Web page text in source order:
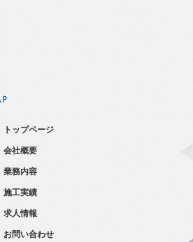
トップページ
会社概要
業務内容
施工実績
求人情報
お問い合わせ